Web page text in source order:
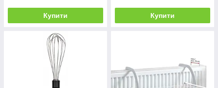
Купити Купити